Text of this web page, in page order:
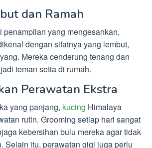
dan Ramah
penampilan yang mengesankan,
dengan sifatnya yang lembut,
Mereka cenderung tenang dan
teman setia di rumah.
Perawatan Ekstra
yang panjang, kucing Himalaya
rutin. Grooming setiap hari sangat
kebersihan bulu mereka agar tidak
Selain itu, perawatan gigi juga perlu